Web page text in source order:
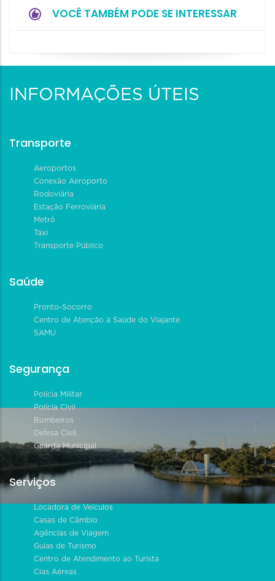
VOCÊ TAMBÉM PODE SE INTERESSAR
INFORMAÇÕES ÚTEIS
Transporte
Aeroportos
Conexão Aeroporto
Rodoviária
Estação Ferroviária
Metrô
Táxi
Transporte Público
Saúde
Pronto-Socorro
Centro de Atenção à Saúde do Viajante
SAMU
Segurança
Polícia Militar
Polícia Civil
Bombeiros
Defesa Civil
Guarda Municipal
Serviços
Locadora de Veículos
Casas de Câmbio
Agências de Viagem
Guias de Turismo
Centro de Atendimento ao Turista
Cias Aéreas